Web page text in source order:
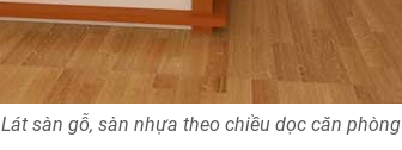
Lát sàn gỗ, sàn nhựa theo chiều dọc căn phòng